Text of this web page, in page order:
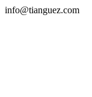
info@tianguez.com